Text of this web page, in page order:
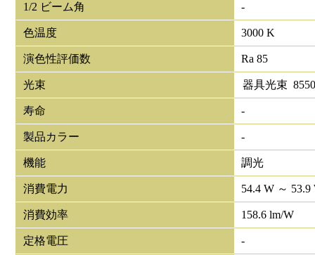
1/2 ビーム角 -
色温度 3000 K
演色性評価数 Ra 85
光束 器具光束
寿命 -
製品カラー -
機能 調光
消費電力 54.4 W ～ 53.9
消費効率 158.6 lm/W
定格電圧 -